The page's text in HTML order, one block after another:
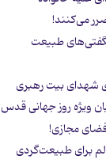
می‌کنند!
طبیعت
شهدای بیت رهبری
ویژه روز جهانی قدس
مجازی!